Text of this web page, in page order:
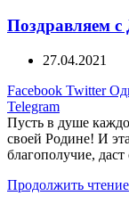
Поздравляем с
27.04.2021
Facebook Twitter
Telegram
Пусть в душе
своей Родине! И
благополучие,
Продолжить чтение